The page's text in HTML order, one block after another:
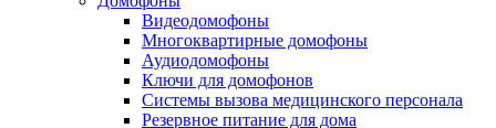
Видеодомофоны
Многоквартирные домофоны
Аудиодомофоны
Ключи для домофонов
Системы вызова медицинского персонала
Резервное питание для дома